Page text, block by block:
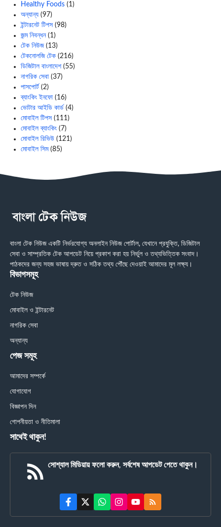
Healthy Foods (1)
অন্যান্য (97)
ইন্টারনেট টিপস (98)
জন্ম নিবন্ধন(1)
টেক নিউজ(13)
টেকনোলজি টেক (216)
ডিজিটাল বাংলাদেশ(55)
নাগরিক সেবা (37)
পাসপোর্ট (2)
ব্যাংকিং ইনফো (16)
ভোটার আইডি কার্ড (4)
মোবাইল টিপস (111)
মোবাইল ব্যাংকিং (7)
মোবাইল রিভিউ (121)
মোবাইল সিম(85)
বাংলা টেক নিউজ একটি নির্ভরযোগ্য অনলাইন নিউজ পোর্টাল, যেখানে প্রযুক্তি, ডিজিটাল
সেবা ও সাম্প্রতিক টেক আপডেট নিয়ে প্রকাশ করা হয় নির্ভুল ও তথ্যভিত্তিক সংবাদ।
পাঠকদের জন্য সহজ ভাষায় দ্রুত ও সঠিক তথ্য পৌঁছে দেওয়াই আমাদের মূল লক্ষ্য।
বিভাগসমূহ
টেক নিউজ
মোবাইল ও ইন্টারনেট
নাগরিক সেবা
অন্যান্য
পেজ সমূহ
আমাদের সম্পর্কে
যোগাযোগ
বিজ্ঞাপন দিন
গোপনীয়তা ও নীতিমালা
সাথেই থাকুন!
সোশ্যাল মিডিয়ায় ফলো করুন, সর্বশেষ আপডেট পেতে থাকুন।